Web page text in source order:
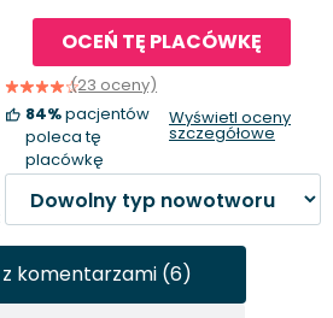
OCEŃ TĘ PLACÓWKĘ
(23 oceny)
84%pacjentów
poleca tę
placówkę
Wyświetl oceny
szczegółowe
komentarzami (6)